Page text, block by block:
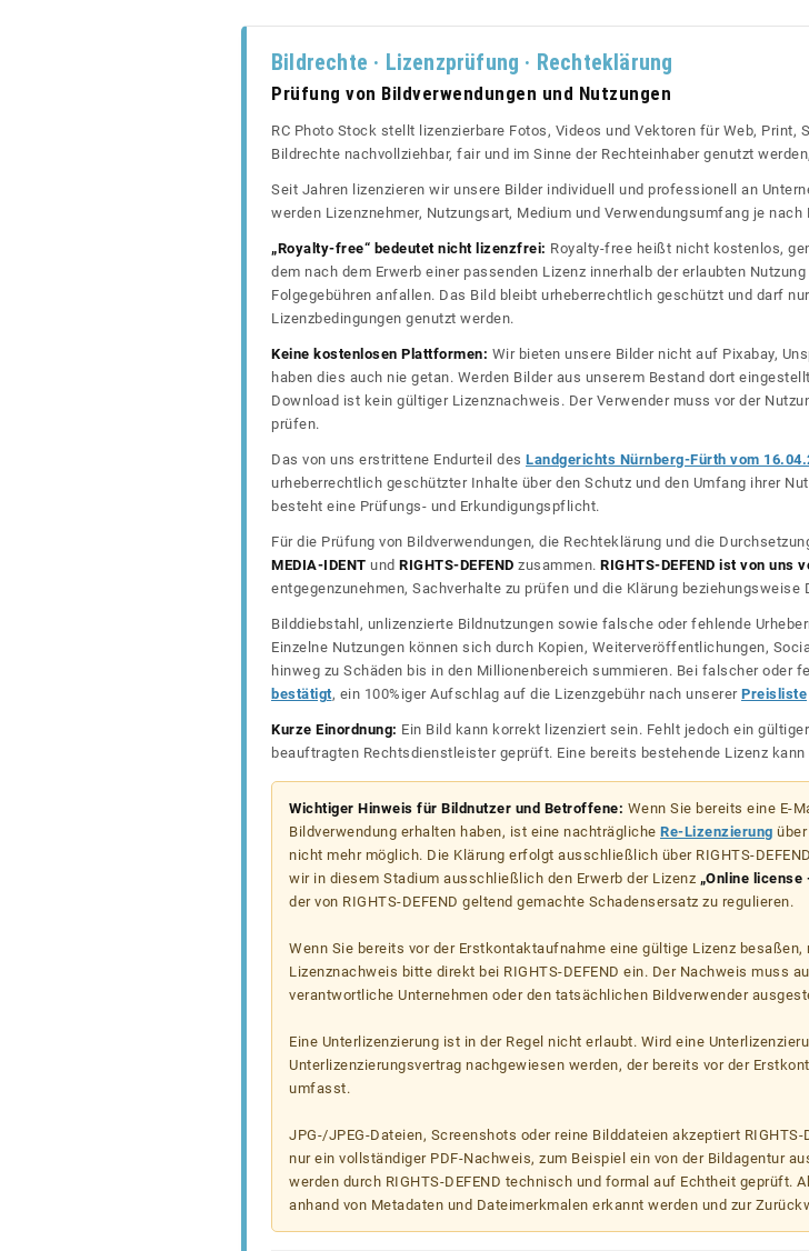
Bildrechte · Lizenzprüfung · Rechteklärung
Prüfung von Bildverwendungen und Nutzungen
RC Photo Stock stellt lizenzierbare Fotos, Videos und Vektoren für Web,
Bildrechte nachvollziehbar, fair und im Sinne der Rechteinhaber genutzt
Seit Jahren lizenzieren wir unsere Bilder individuell und professionell an
werden Lizenznehmer, Nutzungsart, Medium und Verwendungsumfang je
„Royalty-free“ bedeutet nicht lizenzfrei: Royalty-free heißt nicht kostenlos,
dem nach dem Erwerb einer passenden Lizenz innerhalb der erlaubten
Folgegebühren anfallen. Das Bild bleibt urheberrechtlich geschützt und darf
Lizenzbedingungen genutzt werden.
Keine kostenlosen Plattformen: Wir bieten unsere Bilder nicht auf Pixabay,
haben dies auch nie getan. Werden Bilder aus unserem Bestand dort
Download ist kein gültiger Lizenznachweis. Der Verwender muss vor der
prüfen.
Das von uns erstrittene Endurteil des Landgerichts Nürnberg-Fürth vom
urheberrechtlich geschützter Inhalte über den Schutz und den Umfang ihrer
besteht eine Prüfungs- und Erkundigungspflicht.
Für die Prüfung von Bildverwendungen, die Rechteklärung und die
MEDIA-IDENT und RIGHTS-DEFEND zusammen. RIGHTS-DEFEND ist von
entgegenzunehmen, Sachverhalte zu prüfen und die Klärung
Bilddiebstahl, unlizenzierte Bildnutzungen sowie falsche oder fehlende
Einzelne Nutzungen können sich durch Kopien, Weiterveröffentlichungen,
hinweg zu Schäden bis in den Millionenbereich summieren. Bei falscher oder
bestätigt, ein 100%iger Aufschlag auf die Lizenzgebühr nach unserer Preisliste
Kurze Einordnung: Ein Bild kann korrekt lizenziert sein. Fehlt jedoch ein
beauftragten Rechtsdienstleister geprüft. Eine bereits bestehende Lizenz kann
Wichtiger Hinweis für Bildnutzer und Betroffene: Wenn Sie bereits eine E-
Bildverwendung erhalten haben, ist eine nachträgliche Re-Lizenzierung
nicht mehr möglich. Die Klärung erfolgt ausschließlich über RIGHTS-
wir in diesem Stadium ausschließlich den Erwerb der Lizenz „Online license
der von RIGHTS-DEFEND geltend gemachte Schadensersatz zu regulieren.
Wenn Sie bereits vor der Erstkontaktaufnahme eine gültige Lizenz
Lizenznachweis bitte direkt bei RIGHTS-DEFEND ein. Der Nachweis muss
verantwortliche Unternehmen oder den tatsächlichen Bildverwender
Eine Unterlizenzierung ist in der Regel nicht erlaubt. Wird eine
Unterlizenzierungsvertrag nachgewiesen werden, der bereits vor der
umfasst.
JPG-/JPEG-Dateien, Screenshots oder reine Bilddateien akzeptiert
nur ein vollständiger PDF-Nachweis, zum Beispiel ein von der Bildagentur
werden durch RIGHTS-DEFEND technisch und formal auf Echtheit geprüft.
anhand von Metadaten und Dateimerkmalen erkannt werden und zur